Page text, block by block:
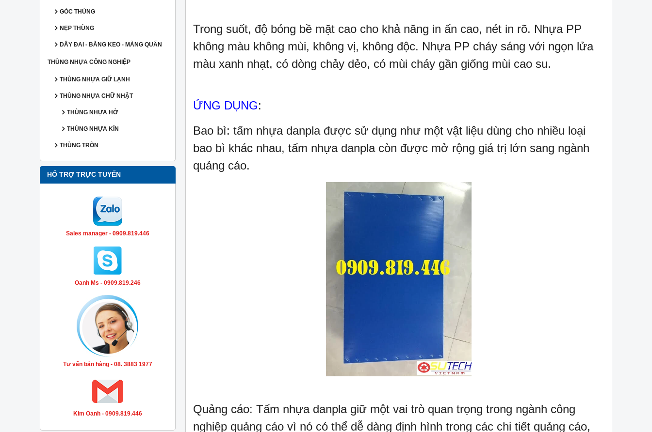
GÓC THÙNG
NẸP THÙNG
DÂY ĐAI - BĂNG KEO - MÀNG QUẤN
THÙNG NHỰA CÔNG NGHIỆP
THÙNG NHỰA GIỮ LẠNH
THÙNG NHỰA CHỮ NHẬT
THÙNG NHỰA HỞ
THÙNG NHỰA KÍN
THÙNG TRÒN
HỔ TRỢ TRỰC TUYẾN
Sales manager - 0909.819.446
Oanh Ms - 0909.819.246
Tư vấn bán hàng - 08. 3883 1977
Kim Oanh - 0909.819.446
Trong suốt, độ bóng bề mặt cao cho khả năng in ấn cao, nét in rõ. Nhựa PP
không màu không mùi, không vị, không độc. Nhựa PP cháy sáng với ngọn lửa
màu xanh nhạt, có dòng chảy dẻo, có mùi cháy gần giống mùi cao su.
ỨNG DỤNG:
Bao bì: tấm nhựa danpla được sử dụng như một vật liệu dùng cho nhiều loại
bao bì khác nhau, tấm nhựa danpla còn được mở rộng giá trị lớn sang ngành
quảng cáo.
Quảng cáo: Tấm nhựa danpla giữ một vai trò quan trọng trong ngành công
nghiệp quảng cáo vì nó có thể dễ dàng định hình trong các chi tiết quảng cáo,